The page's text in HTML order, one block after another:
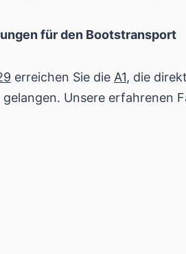
für den Bootstransport
erreichen Sie die A1, die
Unsere erfahrenen